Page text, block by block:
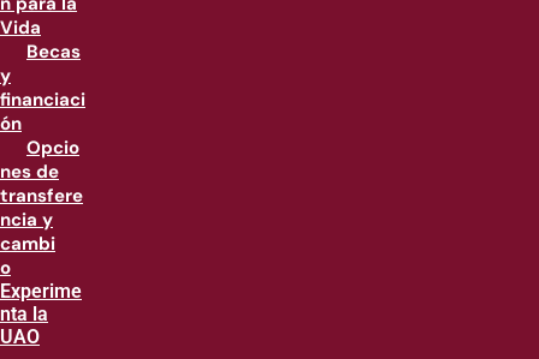
Vida
Becas
y
financiaci
ón
Opcio
nes de
transfere
ncia y
cambi
o
Experime
nta la
UAO